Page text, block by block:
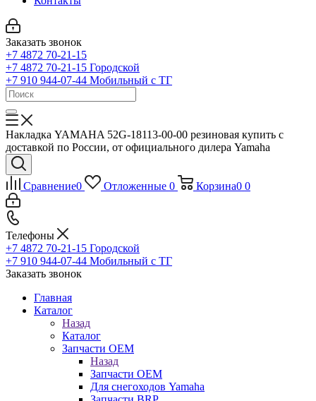
Заказать звонок
+7 4872 70-21-15
+7 4872 70-21-15 Городской
+7 910 944-07-44 Мобильный с ТГ
Накладка YAMAHA 52G-18113-00-00 резиновая купить с
доставкой по России, от официального дилера Yamaha
Сравнение0 Отложенные 0 Корзина0 0
Телефоны
+7 4872 70-21-15 Городской
+7 910 944-07-44 Мобильный с ТГ
Заказать звонок
Главная
Каталог
Назад
Каталог
Запчасти OEM
Назад
Запчасти OEM
Для снегоходов Yamaha